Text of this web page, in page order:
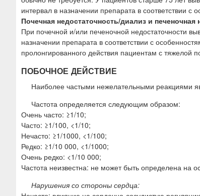
интервал в назначении препарата в соответствии с
Почечная недостаточность/диализ и печеночная
При почечной и/или печеночной недостаточности
назначении препарата в соответствии с
пролонгированного действия пациентам с тяжелой
ПОБОЧНОЕ ДЕЙСТВИЕ
Наиболее частыми нежелательными реакциями
Частота определяется следующим образом:
Очень часто: ≥1/10;
Часто: ≥1/100, <1/10;
Нечасто: ≥1/1000, <1/100;
Редко: ≥1/10 000, <1/1000;
Очень редко: <1/10 000;
Частота неизвестна: не может быть определена на
Нарушения со стороны сердца: